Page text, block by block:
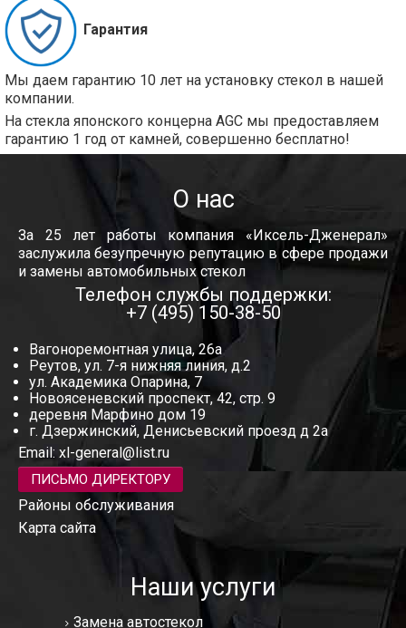
Гарантия
Мы даем гарантию 10 лет на установку стекол в нашей
компании.
На стекла японского концерна AGC мы предоставляем
гарантию 1 год от камней, совершенно бесплатно!
О нас
За 25 лет работы компания «Иксель-Дженерал»
заслужила безупречную репутацию в сфере продажи
и замены автомобильных стекол
Телефон службы поддержки:
+7 (495) 150-38-50
Вагоноремонтная улица, 26а
Реутов, ул. 7-я нижняя линия, д.2
ул. Академика Опарина, 7
Новоясеневский проспект, 42, стр. 9
деревня Марфино дом 19
г. Дзержинский, Денисьевский проезд д 2а
Email: xl-general@list.ru
ПИСЬМО ДИРЕКТОРУ
Районы обслуживания
Карта сайта
Наши услуги
Замена автостекол